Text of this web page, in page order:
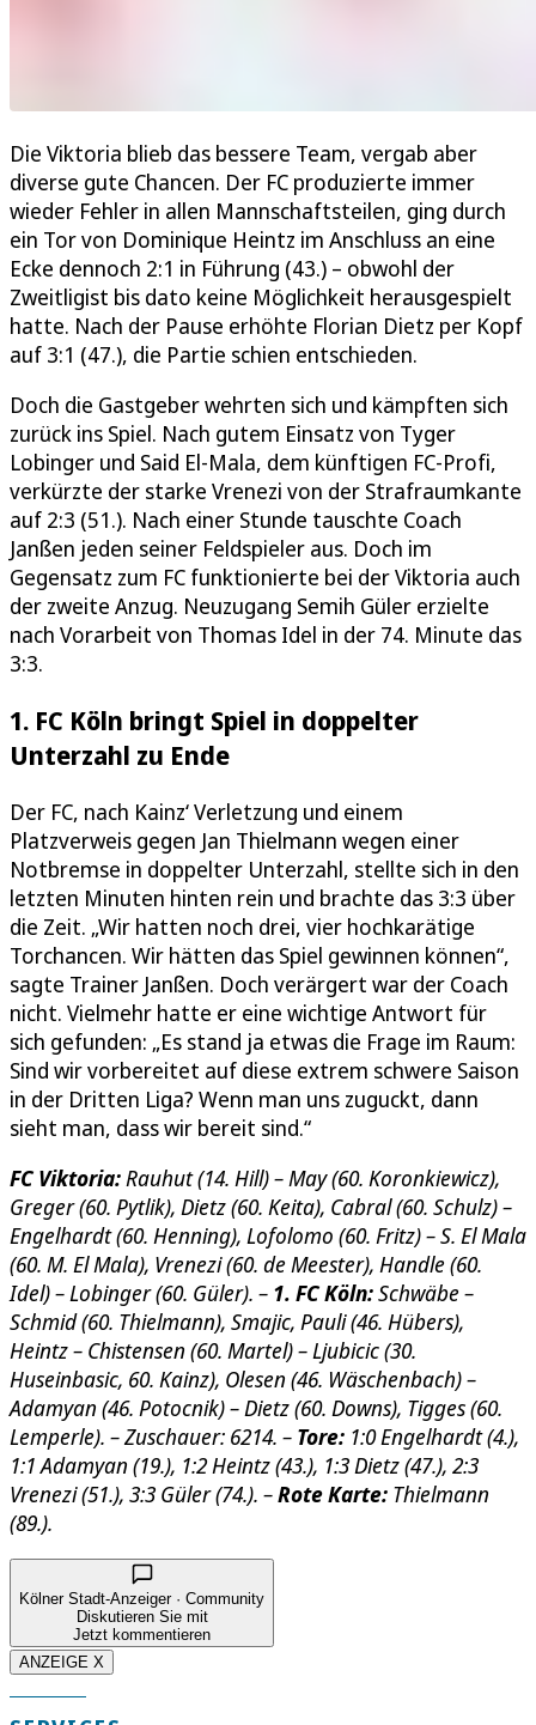
Die Viktoria blieb das bessere Team, vergab aber
diverse gute Chancen. Der FC produzierte immer
wieder Fehler in allen Mannschaftsteilen, ging durch
ein Tor von Dominique Heintz im Anschluss an eine
Ecke dennoch 2:1 in Führung (43.) – obwohl der
Zweitligist bis dato keine Möglichkeit herausgespielt
hatte. Nach der Pause erhöhte Florian Dietz per Kopf
auf 3:1 (47.), die Partie schien entschieden.
Doch die Gastgeber wehrten sich und kämpften sich
zurück ins Spiel. Nach gutem Einsatz von Tyger
Lobinger und Said El-Mala, dem künftigen FC-Profi,
verkürzte der starke Vrenezi von der Strafraumkante
auf 2:3 (51.). Nach einer Stunde tauschte Coach
Janßen jeden seiner Feldspieler aus. Doch im
Gegensatz zum FC funktionierte bei der Viktoria auch
der zweite Anzug. Neuzugang Semih Güler erzielte
nach Vorarbeit von Thomas Idel in der 74. Minute das
3:3.
1. FC Köln bringt Spiel in doppelter
Unterzahl zu Ende
Der FC, nach Kainz‘ Verletzung und einem
Platzverweis gegen Jan Thielmann wegen einer
Notbremse in doppelter Unterzahl, stellte sich in den
letzten Minuten hinten rein und brachte das 3:3 über
die Zeit. „Wir hatten noch drei, vier hochkarätige
Torchancen. Wir hätten das Spiel gewinnen können“,
sagte Trainer Janßen. Doch verärgert war der Coach
nicht. Vielmehr hatte er eine wichtige Antwort für
sich gefunden: „Es stand ja etwas die Frage im Raum:
Sind wir vorbereitet auf diese extrem schwere Saison
in der Dritten Liga? Wenn man uns zuguckt, dann
sieht man, dass wir bereit sind.“
FC Viktoria:Rauhut (14. Hill) – May (60. Koronkiewicz),
Greger (60. Pytlik), Dietz (60. Keita), Cabral (60. Schulz) –
Engelhardt (60. Henning), Lofolomo (60. Fritz) – S. El Mala
(60. M. El Mala), Vrenezi (60. de Meester), Handle (60.
Idel) – Lobinger (60. Güler). – 1. FC Köln:Schwäbe –
Schmid (60. Thielmann), Smajic, Pauli (46. Hübers),
Heintz – Chistensen (60. Martel) – Ljubicic (30.
Huseinbasic, 60. Kainz), Olesen (46. Wäschenbach) –
Adamyan (46. Potocnik) – Dietz (60. Downs), Tigges (60.
Lemperle). – Zuschauer: 6214. – Tore: 1:0 Engelhardt (4.),
1:1 Adamyan (19.), 1:2 Heintz (43.), 1:3 Dietz (47.), 2:3
Vrenezi (51.), 3:3 Güler (74.). –Rote Karte: Thielmann
(89.).
Kölner Stadt-Anzeiger · Community
Diskutieren Sie mit
Jetzt kommentieren
ANZEIGE X